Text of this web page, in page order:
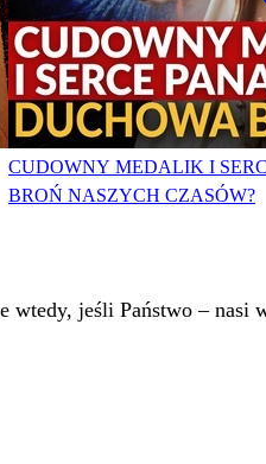
CUDOWNY MEDALIK I
BROŃ NASZYCH CZASÓW?
jeśli Państwo –